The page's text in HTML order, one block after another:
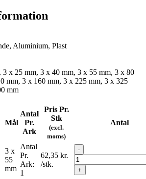
Aluminium, Plast
3 x 25 mm, 3 x 40 mm, 3 x 55 mm, 3 x 80
mm, 3 x 160 mm, 3 x 225 mm, 3 x 325
mm
Mål
Antal
Pr.
Ark
Pris Pr.
Stk
(excl.
moms)
Antal
3 x
55
mm
Antal
Pr.
Ark:
1
62,35 kr.
/stk.
-
+